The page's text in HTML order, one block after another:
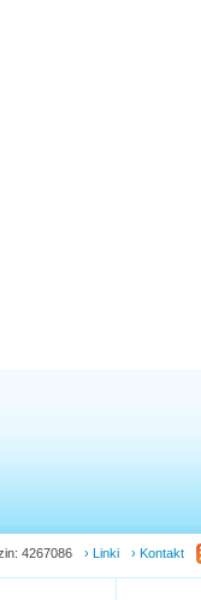
› Kontakt
› Linki
4267086